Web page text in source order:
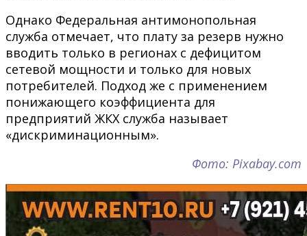
Однако Федеральная антимонопольная
служба отмечает, что плату за резерв нужно
вводить только в регионах с дефицитом
сетевой мощности и только для новых
потребителей. Подход же с применением
понижающего коэффициента для
предприятий ЖКХ служба называет
«дискриминационным».
Фото: Рixabay.com